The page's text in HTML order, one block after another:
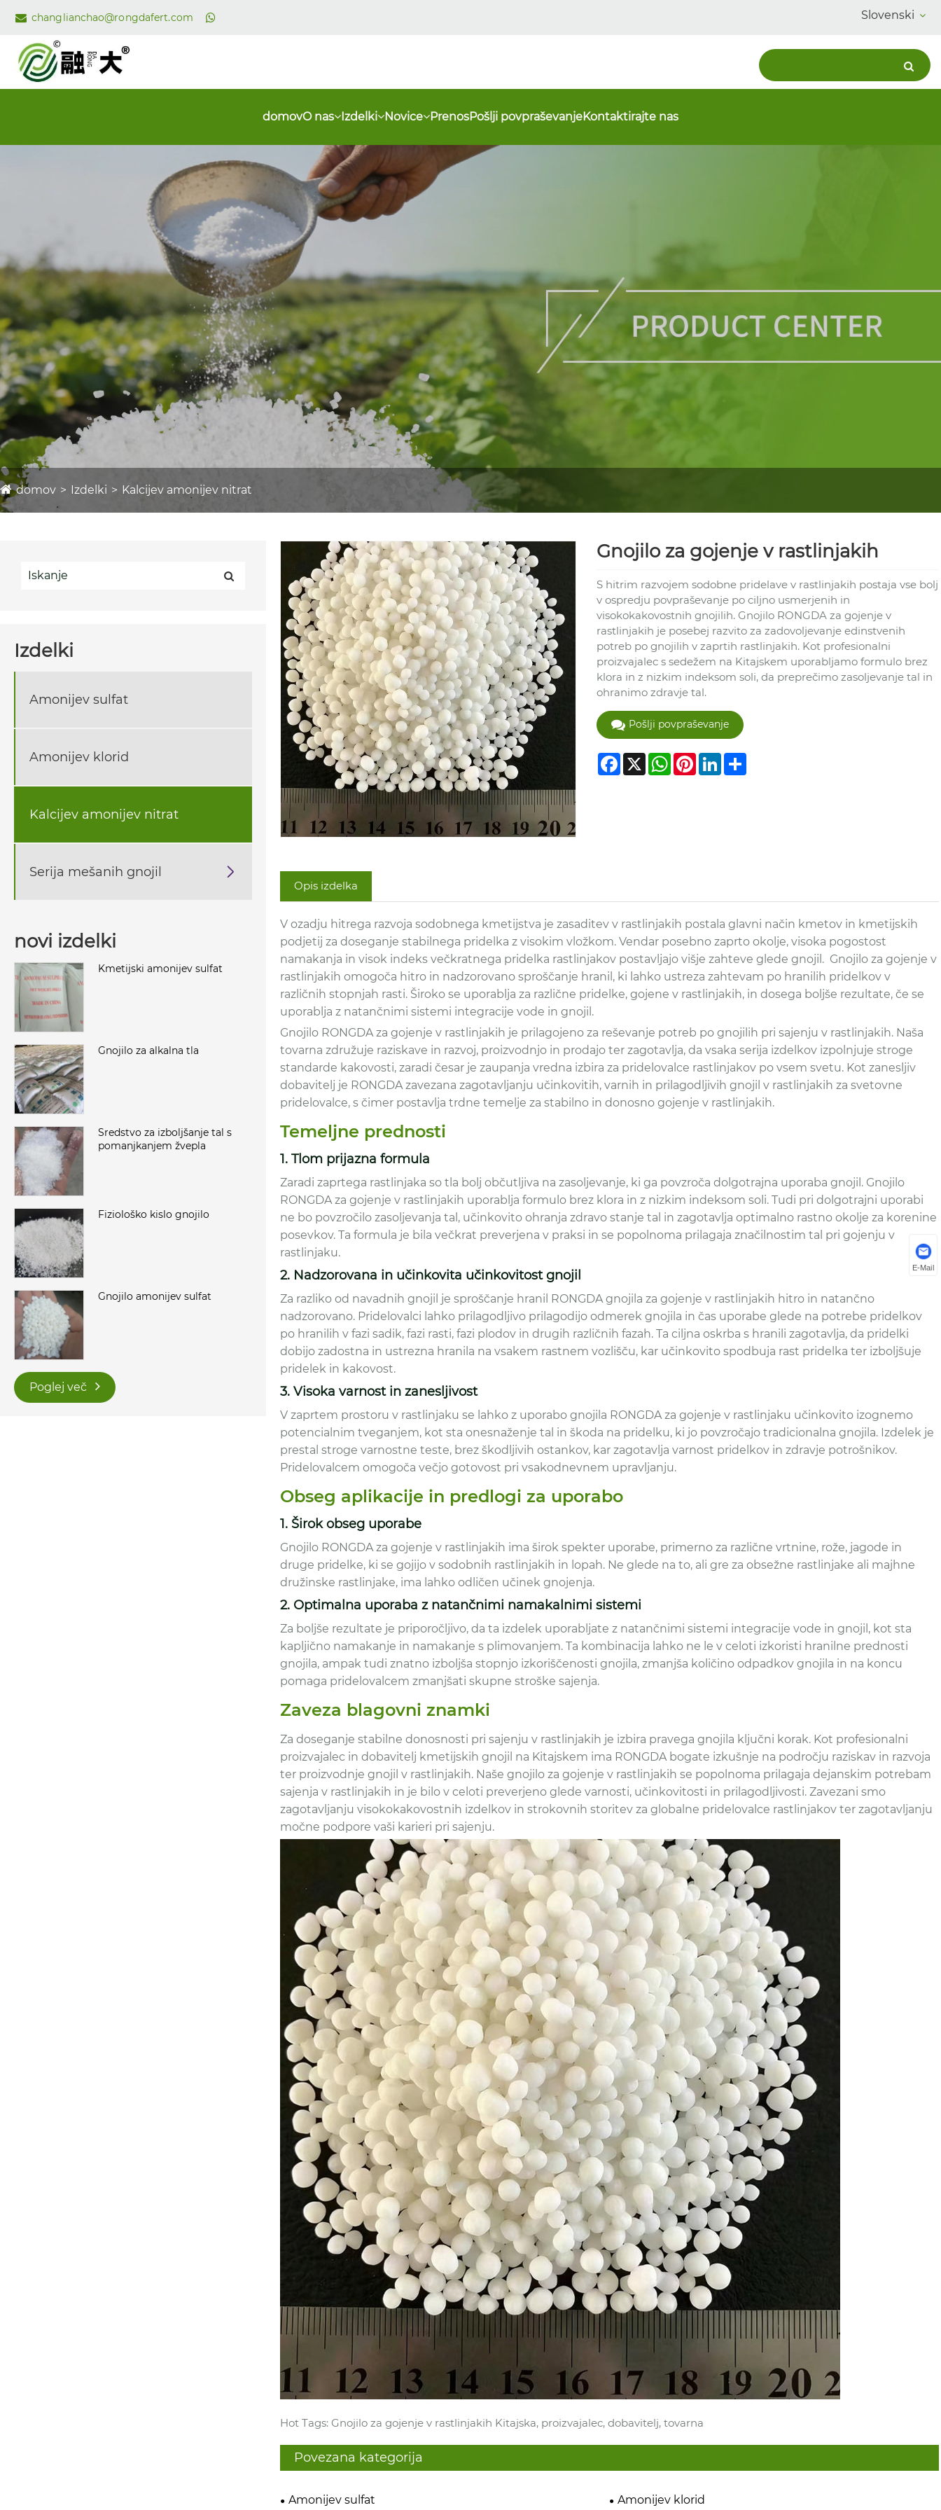
Slovenski
changlianchao@rongdafert.com
domovO nas Izdelki Novice PrenosPošlji povpraševanjeKontaktirajte nas
domov Izdelki Kalcijev amonijev nitrat
Izdelki
Amonijev sulfat
Amonijev klorid
Kalcijev amonijev nitrat
Serija mešanih gnojil 
novi izdelki
Kmetijski amonijev sulfat
Gnojilo za alkalna tla
Sredstvo za izboljšanje tal s
pomanjkanjem žvepla
Fiziološko kislo gnojilo
Gnojilo amonijev sulfat
Poglej več
Gnojilo za gojenje v rastlinjakih
S hitrim razvojem sodobne pridelave v rastlinjakih postaja vse bolj
v ospredju povpraševanje po ciljno usmerjenih in
visokokakovostnih gnojilih. Gnojilo RONGDA za gojenje v
rastlinjakih je posebej razvito za zadovoljevanje edinstvenih
potreb po gnojilih v zaprtih rastlinjakih. Kot profesionalni
proizvajalec s sedežem na Kitajskem uporabljamo formulo brez
klora in z nizkim indeksom soli, da preprečimo zasoljevanje tal in
ohranimo zdravje tal.
Pošlji povpraševanje
Facebook
X WhatsApp
PinterestLinkedIn
Share
Opis izdelka
V ozadju hitrega razvoja sodobnega kmetijstva je zasaditev v rastlinjakih postala glavni način kmetov in kmetijskih
podjetij za doseganje stabilnega pridelka z visokim vložkom. Vendar posebno zaprto okolje, visoka pogostost
namakanja in visok indeks večkratnega pridelka rastlinjakov postavljajo višje zahteve glede gnojil. Gnojilo za gojenje v
rastlinjakih omogoča hitro in nadzorovano sproščanje hranil, ki lahko ustreza zahtevam po hranilih pridelkov v
različnih stopnjah rasti. Široko se uporablja za različne pridelke, gojene v rastlinjakih, in dosega boljše rezultate, če se
uporablja z natančnimi sistemi integracije vode in gnojil.
Gnojilo RONGDA za gojenje v rastlinjakih je prilagojeno za reševanje potreb po gnojilih pri sajenju v rastlinjakih. Naša
tovarna združuje raziskave in razvoj, proizvodnjo in prodajo ter zagotavlja, da vsaka serija izdelkov izpolnjuje stroge
standarde kakovosti, zaradi česar je zaupanja vredna izbira za pridelovalce rastlinjakov po vsem svetu. Kot zanesljiv
dobavitelj je RONGDA zavezana zagotavljanju učinkovitih, varnih in prilagodljivih gnojil v rastlinjakih za svetovne
pridelovalce, s čimer postavlja trdne temelje za stabilno in donosno gojenje v rastlinjakih.
Temeljne prednosti
1. Tlom prijazna formula
Zaradi zaprtega rastlinjaka so tla bolj občutljiva na zasoljevanje, ki ga povzroča dolgotrajna uporaba gnojil. Gnojilo
RONGDA za gojenje v rastlinjakih uporablja formulo brez klora in z nizkim indeksom soli. Tudi pri dolgotrajni uporabi
ne bo povzročilo zasoljevanja tal, učinkovito ohranja zdravo stanje tal in zagotavlja optimalno rastno okolje za korenine
posevkov. Ta formula je bila večkrat preverjena v praksi in se popolnoma prilagaja značilnostim tal pri gojenju v
rastlinjaku.
2. Nadzorovana in učinkovita učinkovitost gnojil
Za razliko od navadnih gnojil je sproščanje hranil RONGDA gnojila za gojenje v rastlinjakih hitro in natančno
nadzorovano. Pridelovalci lahko prilagodljivo prilagodijo odmerek gnojila in čas uporabe glede na potrebe pridelkov
po hranilih v fazi sadik, fazi rasti, fazi plodov in drugih različnih fazah. Ta ciljna oskrba s hranili zagotavlja, da pridelki
dobijo zadostna in ustrezna hranila na vsakem rastnem vozlišču, kar učinkovito spodbuja rast pridelka ter izboljšuje
pridelek in kakovost.
3. Visoka varnost in zanesljivost
V zaprtem prostoru v rastlinjaku se lahko z uporabo gnojila RONGDA za gojenje v rastlinjaku učinkovito izognemo
potencialnim tveganjem, kot sta onesnaženje tal in škoda na pridelku, ki jo povzročajo tradicionalna gnojila. Izdelek je
prestal stroge varnostne teste, brez škodljivih ostankov, kar zagotavlja varnost pridelkov in zdravje potrošnikov.
Pridelovalcem omogoča večjo gotovost pri vsakodnevnem upravljanju.
Obseg aplikacije in predlogi za uporabo
1. Širok obseg uporabe
Gnojilo RONGDA za gojenje v rastlinjakih ima širok spekter uporabe, primerno za različne vrtnine, rože, jagode in
druge pridelke, ki se gojijo v sodobnih rastlinjakih in lopah. Ne glede na to, ali gre za obsežne rastlinjake ali majhne
družinske rastlinjake, ima lahko odličen učinek gnojenja.
2. Optimalna uporaba z natančnimi namakalnimi sistemi
Za boljše rezultate je priporočljivo, da ta izdelek uporabljate z natančnimi sistemi integracije vode in gnojil, kot sta
kapljično namakanje in namakanje s plimovanjem. Ta kombinacija lahko ne le v celoti izkoristi hranilne prednosti
gnojila, ampak tudi znatno izboljša stopnjo izkoriščenosti gnojila, zmanjša količino odpadkov gnojila in na koncu
pomaga pridelovalcem zmanjšati skupne stroške sajenja.
Zaveza blagovni znamki
Za doseganje stabilne donosnosti pri sajenju v rastlinjakih je izbira pravega gnojila ključni korak. Kot profesionalni
proizvajalec in dobavitelj kmetijskih gnojil na Kitajskem ima RONGDA bogate izkušnje na področju raziskav in razvoja
ter proizvodnje gnojil v rastlinjakih. Naše gnojilo za gojenje v rastlinjakih se popolnoma prilagaja dejanskim potrebam
sajenja v rastlinjakih in je bilo v celoti preverjeno glede varnosti, učinkovitosti in prilagodljivosti. Zavezani smo
zagotavljanju visokokakovostnih izdelkov in strokovnih storitev za globalne pridelovalce rastlinjakov ter zagotavljanju
močne podpore vaši karieri pri sajenju.
Hot Tags: Gnojilo za gojenje v rastlinjakih Kitajska, proizvajalec, dobavitelj, tovarna
Povezana kategorija
Amonijev sulfat Amonijev klorid
E-Mail